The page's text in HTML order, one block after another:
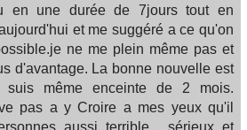
en une durée de 7jours tout en
et me suggéré a ce qu'on
ne me plein même pas et
d'avantage. La bonne nouvelle est
suis même enceinte de 2 mois.
pas a y Croire a mes yeux qu'il
aussi terrible , sérieux et